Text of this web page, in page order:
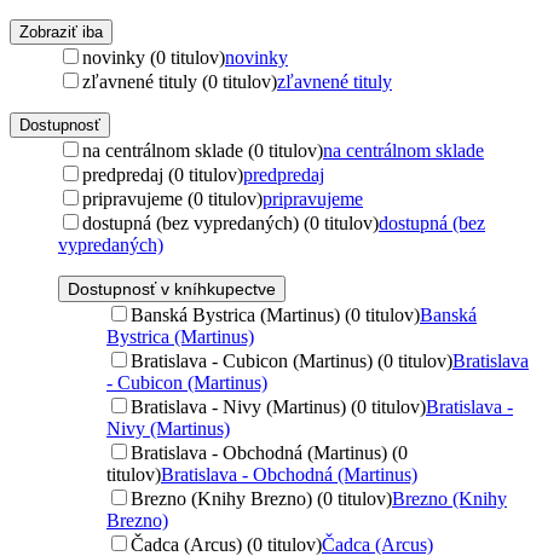
Zobraziť iba
novinky (0 titulov)novinky
zľavnené tituly (0 titulov)zľavnené tituly
Dostupnosť
na centrálnom sklade (0 titulov)na centrálnom sklade
predpredaj (0 titulov)predpredaj
pripravujeme (0 titulov)pripravujeme
dostupná (bez vypredaných) (0 titulov)dostupná (bez
vypredaných)
Dostupnosť v kníhkupectve
Banská Bystrica (Martinus) (0 titulov)Banská
Bystrica (Martinus)
Bratislava - Cubicon (Martinus) (0 titulov)Bratislava
- Cubicon (Martinus)
Bratislava - Nivy (Martinus) (0 titulov)Bratislava -
Nivy (Martinus)
Bratislava - Obchodná (Martinus) (0
titulov)Bratislava - Obchodná (Martinus)
Brezno (Knihy Brezno) (0 titulov)Brezno (Knihy
Brezno)
Čadca (Arcus) (0 titulov)Čadca (Arcus)